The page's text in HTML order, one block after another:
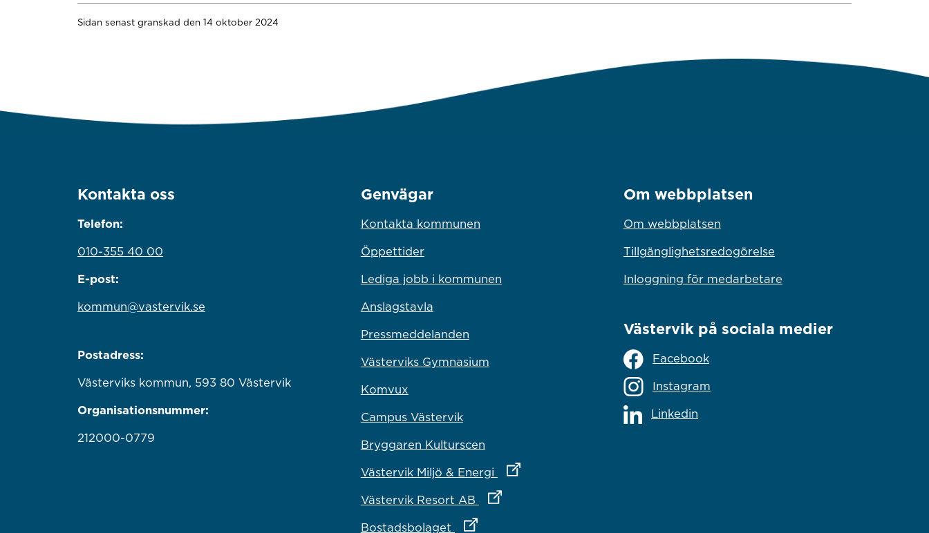
Sidan senast granskad den 14 oktober 2024
Kontakta oss
Telefon:
010-355 40 00
E-post:
kommun@vastervik.se
Postadress:
Västerviks kommun, 593 80 Västervik
Organisationsnummer:
212000-0779
Genvägar
Kontakta kommunen
Öppettider
Lediga jobb i kommunen
Anslagstavla
Pressmeddelanden
Västerviks Gymnasium
Komvux
Campus Västervik
Bryggaren Kulturscen
Västervik Miljö & Energi
Länk till annan webbplats
Västervik Resort AB Länk till annan webbplats
Bostadsbolaget Länk till annan webbplats
Om webbplatsen
Om webbplatsen
Tillgänglighetsredogörelse
Inloggning för medarbetare
Västervik på sociala medier
Facebook
Instagram
Linkedin